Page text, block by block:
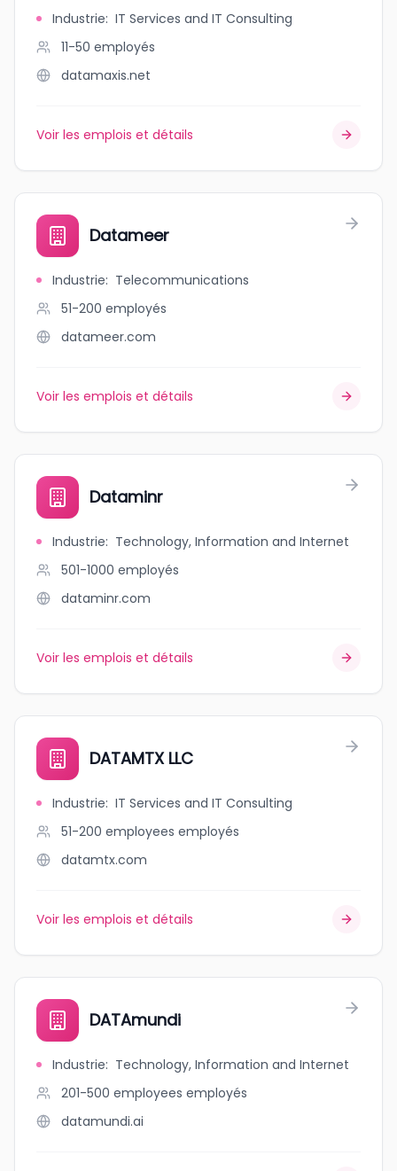
Industrie: IT Services and IT Consulting
11-50 employés
datamaxis.net
Voir les emplois et détails
Datameer
Industrie: Telecommunications
51-200 employés
datameer.com
Voir les emplois et détails
Dataminr
Industrie: Technology, Information and Internet
501-1000 employés
dataminr.com
Voir les emplois et détails
DATAMTX LLC
Industrie: IT Services and IT Consulting
51-200 employees employés
datamtx.com
Voir les emplois et détails
DATAmundi
Industrie: Technology, Information and Internet
201-500 employees employés
datamundi.ai